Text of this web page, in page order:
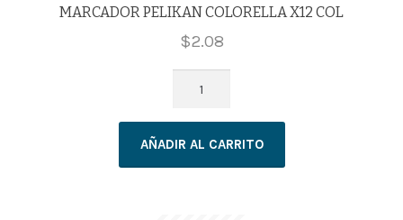
MARCADOR PELIKAN COLORELLA X12 COL
$2.08
COLORELLA
X12
COL
AÑADIR AL CARRITO